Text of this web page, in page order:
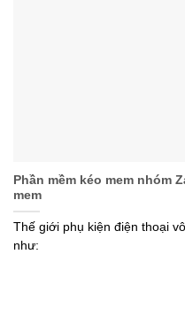
Phần mềm kéo mem nhóm
mem
Thế giới phụ kiện điện thoại
như: